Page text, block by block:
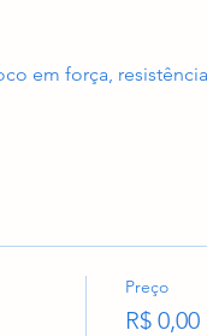
em força,
Preço
R$ 0,00